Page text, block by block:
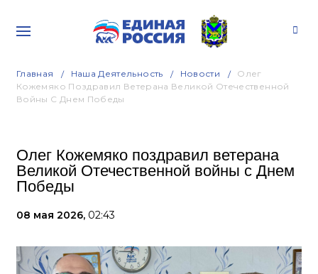
Главная Наша Деятельность Новости
Олег
Кожемяко Поздравил Ветерана Великой Отечественной
Войны С Днем Победы
Олег Кожемяко поздравил ветерана
Великой Отечественной войны с Днем
Победы
08 мая 2026, 02:43